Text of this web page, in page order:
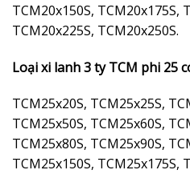
TCM20x150S, TCM20x175S,
TCM20x225S, TCM20x250S.
Loại xi lanh 3 ty TCM phi 25
TCM25x20S, TCM25x25S,
TCM25x50S, TCM25x60S,
TCM25x80S, TCM25x90S,
TCM25x150S, TCM25x175S,